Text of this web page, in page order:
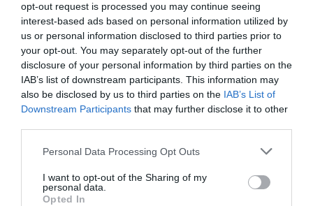
opt-out request is processed you may continue seeing
interest-based ads based on personal information utilized by
us or personal information disclosed to third parties prior to
your opt-out. You may separately opt-out of the further
disclosure of your personal information by third parties on the
IAB’s list of downstream participants. This information may
also be disclosed by us to third parties on the IAB’s List of
Downstream Participants that may further disclose it to other
Personal Data Processing Opt Outs
I want to opt-out of the Sharing of my
personal data.
Opted In
Sin la Virgen no hay salvación en
estos tiempos. El que no ame a Santa
María no resistirá. El que confía en Dios
a través de María nunca teme.
Lo más leído
No vivimos la invasión marroquí de Ceuta sino la
invasión islámica de España
Invasión de Ceuta. Vecinos denuncian la violación
en manada de una inmigrante irregular menor de